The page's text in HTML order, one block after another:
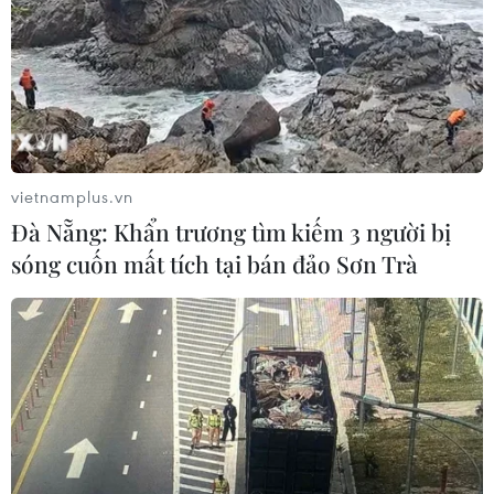
01/07/2026 12:06
Xem thêm
CƠ QUAN CHỦ QUẢN: THÔNG TẤN XÃ VIỆT NAM
Tổng Biên tập: TRẦN TIẾN DUẨN
Phó Tổng Biên tập: NGUYỄN THỊ TÁM, KHÚC THANH
THỦY
Sở hữu trí tuệ Quy định sử dụng
vietnamplus.vn
Đà Nẵng: Khẩn trương tìm kiếm 3 người bị
sóng cuốn mất tích tại bán đảo Sơn Trà